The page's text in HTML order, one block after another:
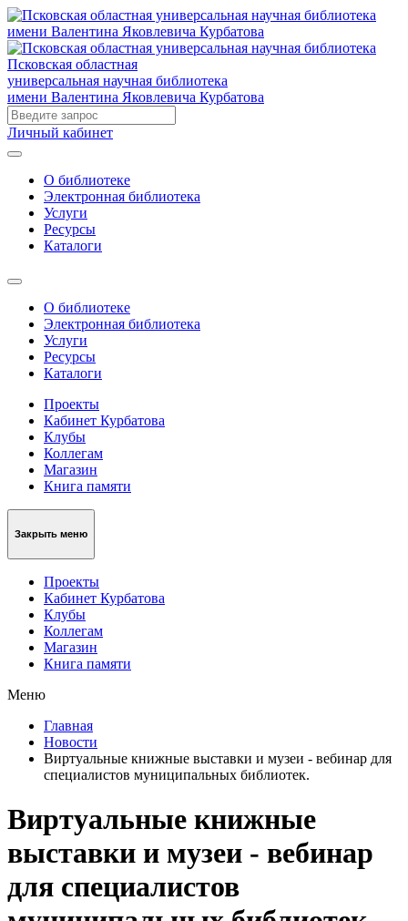
Псковская областная
универсальная научная библиотека
имени Валентина Яковлевича Курбатова
Личный кабинет
О библиотеке
Электронная библиотека
Услуги
Ресурсы
Каталоги
О библиотеке
Электронная библиотека
Услуги
Ресурсы
Каталоги
Проекты
Кабинет Курбатова
Клубы
Коллегам
Магазин
Книга памяти
Закрыть меню
Проекты
Кабинет Курбатова
Клубы
Коллегам
Магазин
Книга памяти
Меню
Главная
Новости
Виртуальные книжные выставки и музеи - вебинар для
специалистов муниципальных библиотек.
Виртуальные книжные
выставки и музеи - вебинар
для специалистов